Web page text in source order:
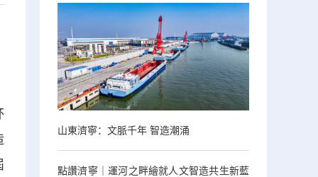
山東濟寧：文脈千年 智造潮涌
點讚濟寧｜運河之畔繪就人文智造共生新藍